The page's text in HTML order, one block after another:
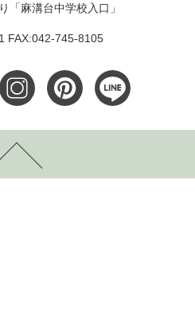
「麻溝台中学校入口」
FAX:042-745-8105